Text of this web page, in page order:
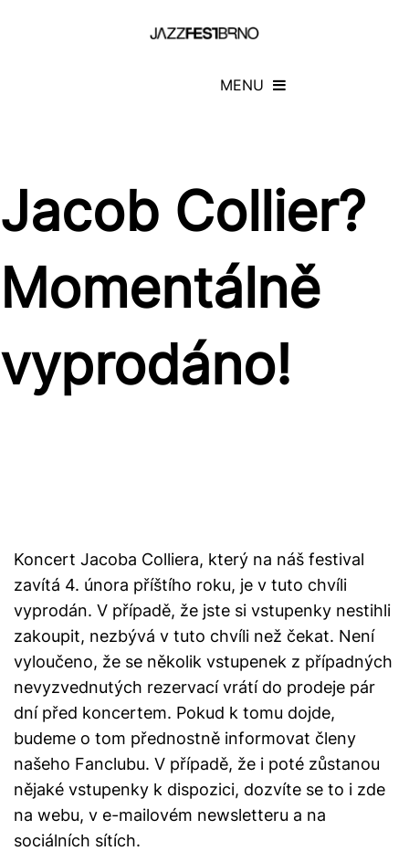
MENU
Jacob Collier?
Momentálně
vyprodáno!
Koncert Jacoba Colliera, který na náš festival
zavítá 4. února příštího roku, je v tuto chvíli
vyprodán. V případě, že jste si vstupenky nestihli
zakoupit, nezbývá v tuto chvíli než čekat. Není
vyloučeno, že se několik vstupenek z případných
nevyzvednutých rezervací vrátí do prodeje pár
dní před koncertem. Pokud k tomu dojde,
budeme o tom přednostně informovat členy
našeho Fanclubu. V případě, že i poté zůstanou
nějaké vstupenky k dispozici, dozvíte se to i zde
na webu, v e-mailovém newsletteru a na
sociálních sítích.